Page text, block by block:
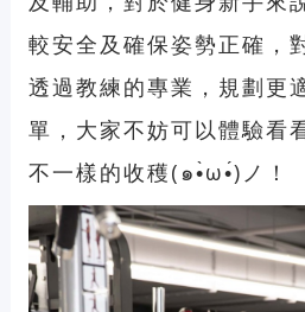
較安全及確保姿勢正確，
透過教練的專業，規劃更
單，大家不妨可以體驗看
不一樣的收穫(๑•̀ω•́)ノ！